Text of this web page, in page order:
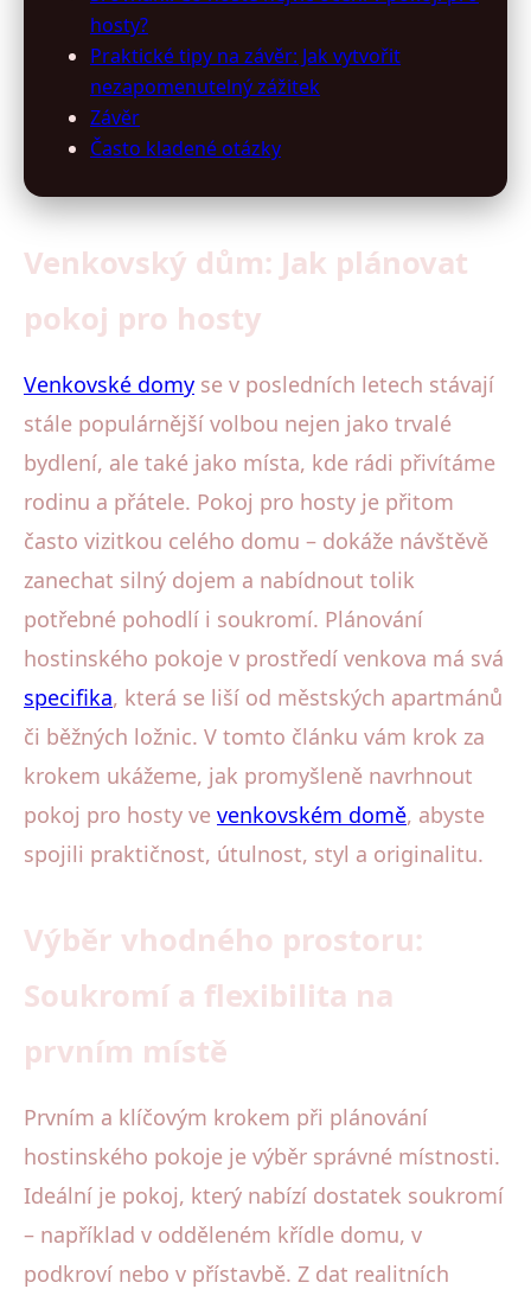
hosty?
Praktické tipy na závěr: Jak vytvořit
nezapomenutelný zážitek
Závěr
Často kladené otázky
Venkovský dům: Jak plánovat
pokoj pro hosty
Venkovské domy se v posledních letech stávají
stále populárnější volbou nejen jako trvalé
bydlení, ale také jako místa, kde rádi přivítáme
rodinu a přátele. Pokoj pro hosty je přitom
často vizitkou celého domu – dokáže návštěvě
zanechat silný dojem a nabídnout tolik
potřebné pohodlí i soukromí. Plánování
hostinského pokoje v prostředí venkova má svá
specifika, která se liší od městských apartmánů
či běžných ložnic. V tomto článku vám krok za
krokem ukážeme, jak promyšleně navrhnout
pokoj pro hosty ve venkovském domě, abyste
spojili praktičnost, útulnost, styl a originalitu.
Výběr vhodného prostoru:
Soukromí a flexibilita na
prvním místě
Prvním a klíčovým krokem při plánování
hostinského pokoje je výběr správné místnosti.
Ideální je pokoj, který nabízí dostatek soukromí
– například v odděleném křídle domu, v
podkroví nebo v přístavbě. Z dat realitních